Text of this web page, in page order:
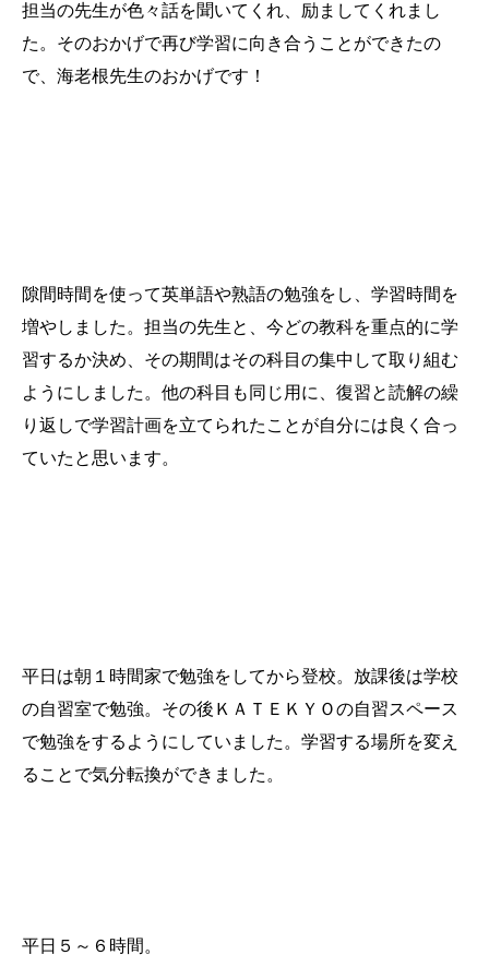
担当の先生が色々話を聞いてくれ、励ましてくれまし
た。そのおかげで再び学習に向き合うことができたの
で、海老根先生のおかげです！
隙間時間を使って英単語や熟語の勉強をし、学習時間を
増やしました。担当の先生と、今どの教科を重点的に学
習するか決め、その期間はその科目の集中して取り組む
ようにしました。他の科目も同じ用に、復習と読解の繰
り返しで学習計画を立てられたことが自分には良く合っ
ていたと思います。
平日は朝１時間家で勉強をしてから登校。放課後は学校
の自習室で勉強。その後ＫＡＴＥＫＹＯの自習スペース
で勉強をするようにしていました。学習する場所を変え
ることで気分転換ができました。
平日５～６時間。